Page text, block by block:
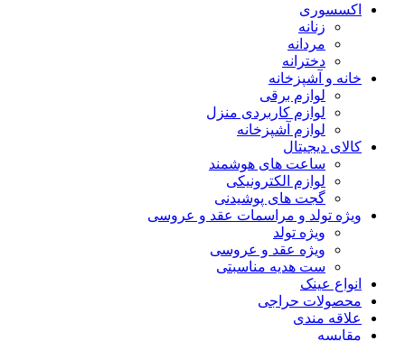
اکسسوری
زنانه
مردانه
دخترانه
خانه و آشپزخانه
لوازم برقی
لوازم کاربردی منزل
لوازم آشپزخانه
کالای دیجیتال
ساعت های هوشمند
لوازم الکترونیکی
گجت های پوشیدنی
ویژه تولد و مراسمات عقد و عروسی
ویژه تولد
ویژه عقد و عروسی
ست هدیه مناسبتی
انواع عینک
محصولات حراجی
علاقه مندی
مقایسه